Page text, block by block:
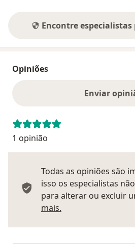
Encontre
Opiniões
Enviar
1 opinião
Todas as opiniões são
isso os especialistas
para alterar ou excluir
mais.